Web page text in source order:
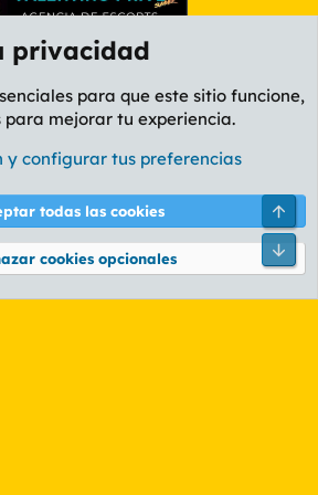
AMARILLO
y reglas Política de privacidad Ayuda
® © 2010-2026 XenForo Ltd.
privacidad
para que este sitio funcione,
para mejorar tu experiencia.
y configurar tus preferencias
todas las cookies
cookies opcionales
Pie